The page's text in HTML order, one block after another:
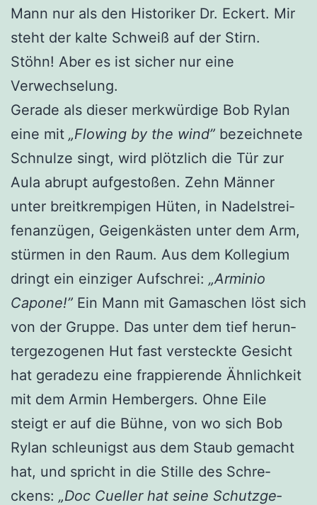
Mann nur als den His­to­ri­ker Dr. Eckert. Mir
steht der kal­te Schweiß auf der Stirn.
Stöhn! Aber es ist sicher nur eine
Verwechselung.
Gera­de als die­ser merk­wür­di­ge Bob Rylan
eine mit „Flowing by the wind” bezeich­ne­te
Schnul­ze singt, wird plötz­lich die Tür zur
Aula abrupt auf­ge­sto­ßen. Zehn Män­ner
unter breit­krem­pi­gen Hüten, in Nadel­strei­
fen­an­zü­gen, Gei­gen­käs­ten unter dem Arm,
stür­men in den Raum. Aus dem Kol­le­gi­um
dringt ein ein­zi­ger Auf­schrei: „Armi­nio
Capo­ne!” Ein Mann mit Gama­schen löst sich
von der Grup­pe. Das unter dem tief her­un­
ter­ge­zo­ge­nen Hut fast ver­steck­te Gesicht
hat gera­de­zu eine frap­pie­ren­de Ähn­lich­keit
mit dem Armin Hem­ber­gers. Ohne Eile
steigt er auf die Büh­ne, von wo sich Bob
Rylan schleu­nigst aus dem Staub gemacht
hat, und spricht in die Stil­le des Schre­
ckens: „Doc Cuel­ler hat sei­ne Schutz­ge­